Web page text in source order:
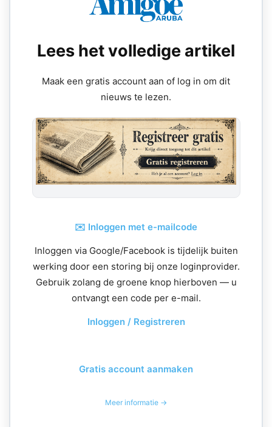
Lees het volledige artikel
Maak een gratis account aan of log in om dit
nieuws te lezen.
✉️ Inloggen met e-mailcode
Inloggen via Google/Facebook is tijdelijk buiten
werking door een storing bij onze loginprovider.
Gebruik zolang de groene knop hierboven — u
ontvangt een code per e-mail.
Inloggen / Registreren
Gratis account aanmaken
Meer informatie →